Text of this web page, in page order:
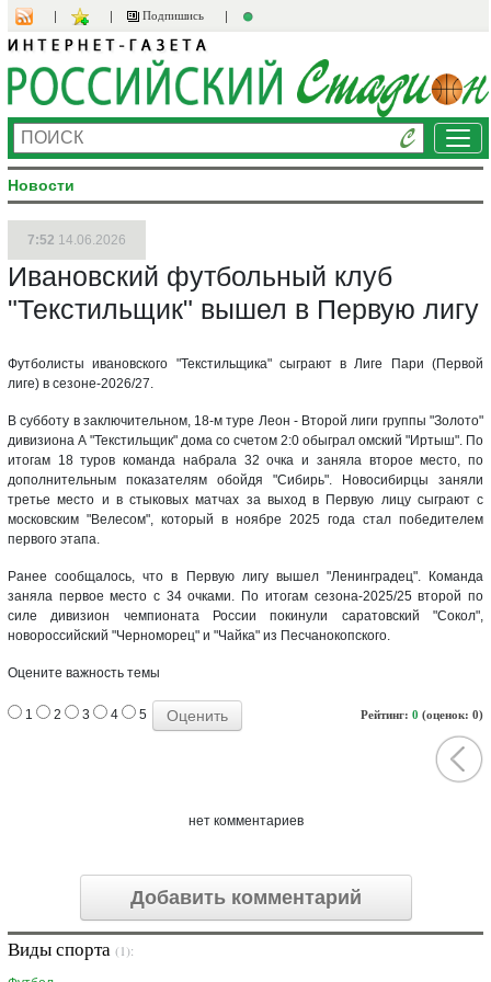
Подпишись
Новости
7:52 14.06.2026
Ивановский футбольный клуб
"Текстильщик" вышел в Первую лигу
Футболисты ивановского "Текстильщика" сыграют в Лиге Пари (Первой
лиге) в сезоне-2026/27.
В субботу в заключительном, 18-м туре Леон - Второй лиги группы "Золото"
дивизиона А "Текстильщик" дома со счетом 2:0 обыграл омский "Иртыш". По
итогам 18 туров команда набрала 32 очка и заняла второе место, по
дополнительным показателям обойдя "Сибирь". Новосибирцы заняли
третье место и в стыковых матчах за выход в Первую лицу сыграют с
московским "Велесом", который в ноябре 2025 года стал победителем
первого этапа.
Ранее сообщалось, что в Первую лигу вышел "Ленинградец". Команда
заняла первое место с 34 очками. По итогам сезона-2025/25 второй по
силе дивизион чемпионата России покинули саратовский "Сокол",
новороссийский "Черноморец" и "Чайка" из Песчанокопского.
Оцените важность темы
Рейтинг: 0 (оценок: 0)
1 2 3 4 5
нет комментариев
Добавить комментарий
Виды спорта (1):